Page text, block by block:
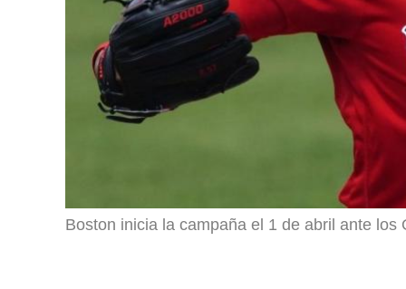
Boston inicia la campaña el 1 de abril ante los